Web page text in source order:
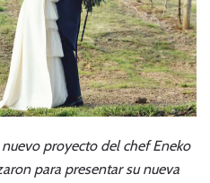
proyecto del chef Eneko
para presentar su nueva